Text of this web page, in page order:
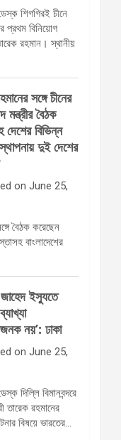
শিগগিরই চীনে
প্রথম বিনিয়োগ
রহমান। স্থানীয়
সঙ্গে চীনের
মন্ত্রীর বৈঠক
দেশের বিভিন্ন
দুই দেশের
on June 25,
বৈঠক করেছেন
বাংলাদেশের
জাহেদ ইস্যুতে
নয়’: ঢাকা
on June 25,
দিল্লি বিমানবন্দরে
তারেক রহমানের
বিষয়ে ভারতের…